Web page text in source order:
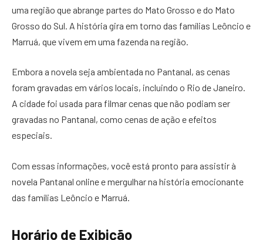
uma região que abrange partes do Mato Grosso e do Mato
Grosso do Sul. A história gira em torno das famílias Leôncio e
Marruá, que vivem em uma fazenda na região.
Embora a novela seja ambientada no Pantanal, as cenas
foram gravadas em vários locais, incluindo o Rio de Janeiro.
A cidade foi usada para filmar cenas que não podiam ser
gravadas no Pantanal, como cenas de ação e efeitos
especiais.
Com essas informações, você está pronto para assistir à
novela Pantanal online e mergulhar na história emocionante
das famílias Leôncio e Marruá.
Horário de Exibição